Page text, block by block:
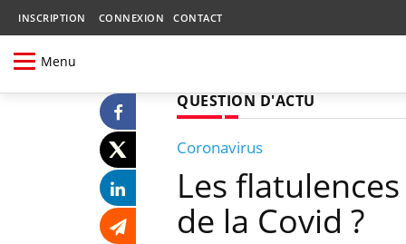
INSCRIPTION CONNEXION CONTACT
Menu
QUESTION D'ACTU
Coronavirus
Les
de la Covid ?